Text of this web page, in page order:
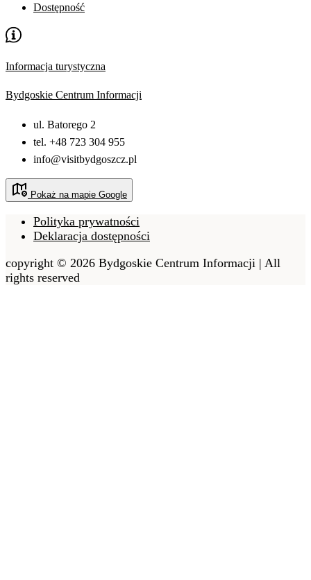
Dostępność
Informacja turystyczna
Bydgoskie Centrum Informacji
ul. Batorego 2
tel. +48 723 304 955
info@visitbydgoszcz.pl
Pokaż na mapie Google
Polityka prywatności
Deklaracja dostępności
copyright © 2026 Bydgoskie Centrum Informacji | All
rights reserved